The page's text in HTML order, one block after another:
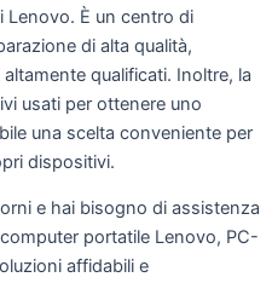
È un centro di
di alta qualità,
qualificati. Inoltre, la
usati per ottenere uno
una scelta conveniente per
dispositivi.
e hai bisogno di assistenza
portatile Lenovo, PC-
affidabili e